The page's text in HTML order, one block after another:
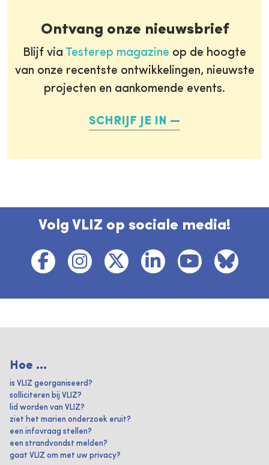
Ontvang onze nieuwsbrief
Blijf via Testerep magazine op de hoogte
van onze recentste ontwikkelingen, nieuwste
projecten en aankomende events.
SCHRIJF JE IN
Volg VLIZ op sociale media!
Hoe ...
is VLIZ georganiseerd?
solliciteren bij VLIZ?
lid worden van VLIZ?
ziet het marien onderzoek eruit?
een infovraag stellen?
een strandvondst melden?
gaat VLIZ om met uw privacy?